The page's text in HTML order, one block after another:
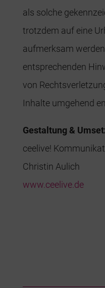
als solche
trotzdem auf eine
aufmerksam
entsprechenden
von
Inhalte umgehend
Gestaltung &
ceelive!
Christin Aulich
www.ceelive.de